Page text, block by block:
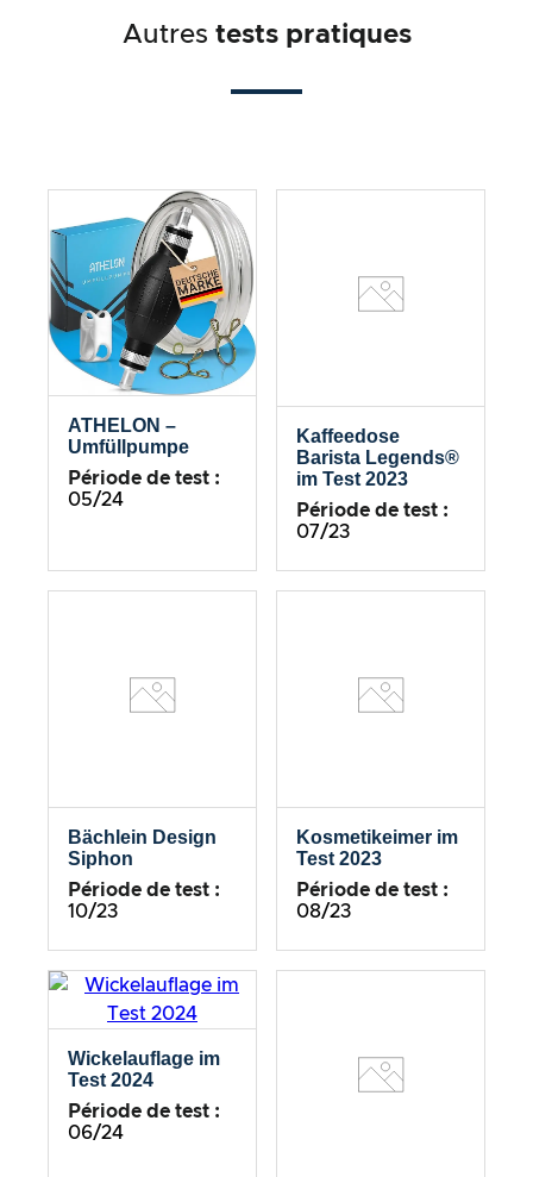
Autres tests pratiques
ATHELON –
Umfüllpumpe
Période de test :
05/24
Kaffeedose
Barista Legends®
im Test 2023
Période de test :
07/23
Bächlein Design
Siphon
Période de test :
10/23
Kosmetikeimer im
Test 2023
Période de test :
08/23
Wickelauflage im
Test 2024
Période de test :
06/24